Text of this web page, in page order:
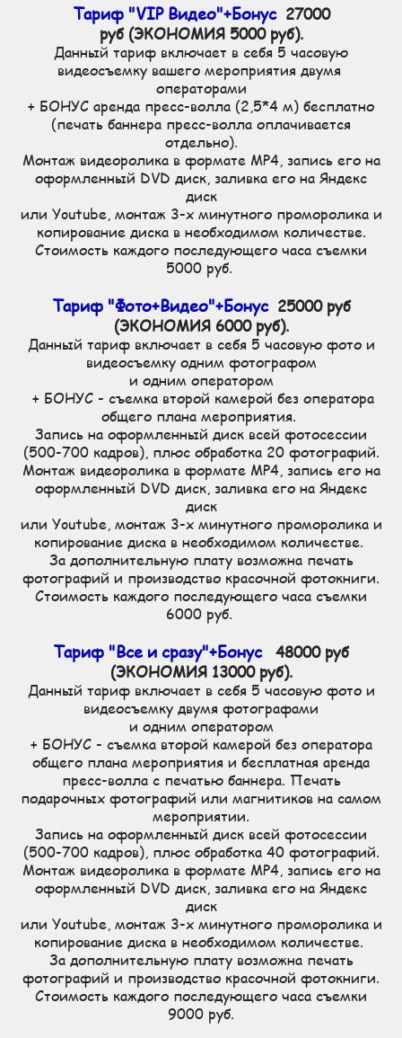
Тариф "VIP Видео"+Бонус27000
руб (ЭКОНОМИЯ 5000 руб).
Данный тариф включает в себя 5 часовую
видеосъемку вашего мероприятия двумя
операторами
+ БОНУС аренда пресс-волла (2,5*4 м) бесплатно
(печать баннера пресс-волла оплачивается
отдельно).
Монтаж видеоролика в формате MP4, запись его на
оформленный DVD диск, заливка его на Яндекс
диск
или Youtube, монтаж 3-х минутного проморолика и
копирование диска в необходимом количестве.
Стоимость каждого последующего часа съемки
5000 руб.
Тариф "Фото+Видео"+Бонус25000 руб
(ЭКОНОМИЯ 6000 руб).
Данный тариф включает в себя 5 часовую фото и
видеосъемку одним фотографом
и одним оператором
+ БОНУС - съемка второй камерой без оператора
общего плана мероприятия.
Запись на оформленный диск всей фотосессии
(500-700 кадров), плюс обработка 20 фотографий.
Монтаж видеоролика в формате MP4, запись его на
оформленный DVD диск, заливка его на Яндекс
диск
или Youtube, монтаж 3-х минутного проморолика и
копирование диска в необходимом количестве.
За дополнительную плату возможна печать
фотографий и производство красочной фотокниги.
Стоимость каждого последующего часа съемки
6000 руб.
Тариф "Все и сразу"+Бонус48000 руб
(ЭКОНОМИЯ 13000 руб).
Данный тариф включает в себя 5 часовую фото и
видеосъемку двумя фотографами
и одним оператором
+ БОНУС - съемка второй камерой без оператора
общего плана мероприятия и бесплатная аренда
пресс-волла с печатью баннера. Печать
подарочных фотографий или магнитиков на самом
мероприятии.
Запись на оформленный диск всей фотосессии
(500-700 кадров), плюс обработка 40 фотографий.
Монтаж видеоролика в формате MP4, запись его на
оформленный DVD диск, заливка его на Яндекс
диск
или Youtube, монтаж 3-х минутного проморолика и
копирование диска в необходимом количестве.
За дополнительную плату возможна печать
фотографий и производство красочной фотокниги.
Стоимость каждого последующего часа съемки
9000 руб.